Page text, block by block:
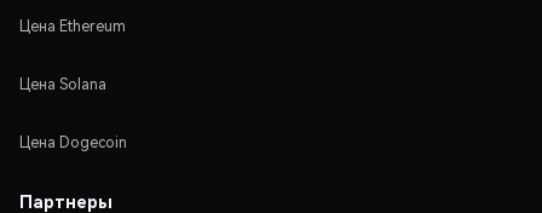
Цена Ethereum
Цена Solana
Цена Dogecoin
Партнеры